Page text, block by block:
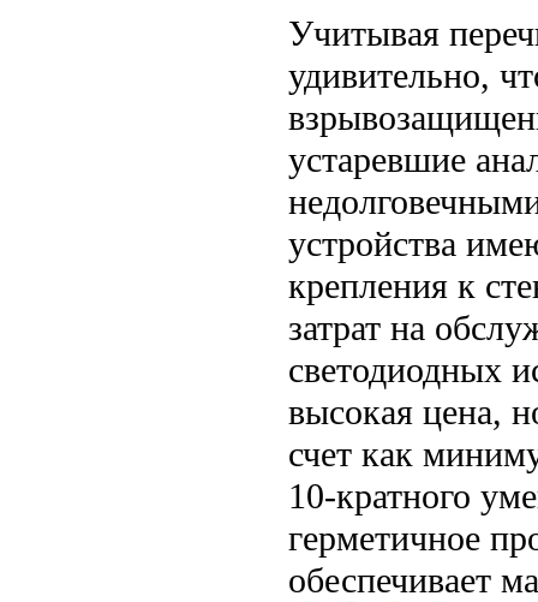
Учитывая
удивительно,
устаревшие
устройства
крепления к
затрат на
светодиодных
высокая цена,
счет как
10-кратного
герметичное
обеспечивает